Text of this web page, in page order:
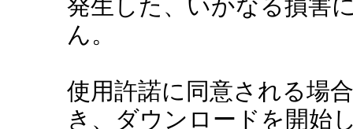
発生した、いかなる損害
ん。
使用許諾に同意される場
き、ダウンロードを開始